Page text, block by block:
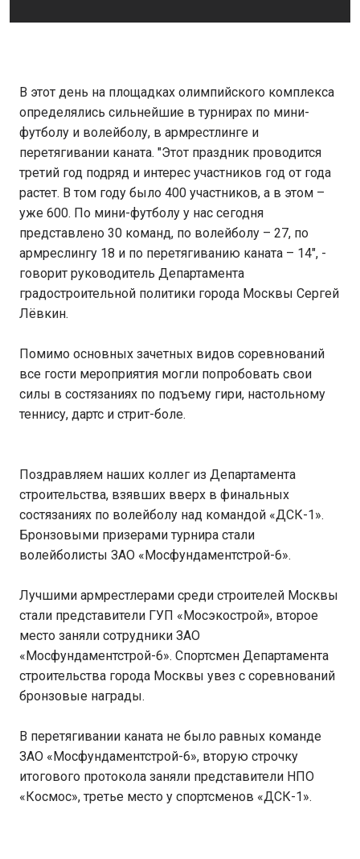
В этот день на площадках олимпийского комплекса
определялись сильнейшие в турнирах по мини-
футболу и волейболу, в армрестлинге и
перетягивании каната. "Этот праздник проводится
третий год подряд и интерес участников год от года
растет. В том году было 400 участников, а в этом –
уже 600. По мини-футболу у нас сегодня
представлено 30 команд, по волейболу – 27, по
армреслингу 18 и по перетягиванию каната – 14", -
говорит руководитель Департамента
градостроительной политики города Москвы Сергей
Лёвкин.
Помимо основных зачетных видов соревнований
все гости мероприятия могли попробовать свои
силы в состязаниях по подъему гири, настольному
теннису, дартс и стрит-боле.
Поздравляем наших коллег из Департамента
строительства, взявших вверх в финальных
состязаниях по волейболу над командой «ДСК-1».
Бронзовыми призерами турнира стали
волейболисты ЗАО «Мосфундаментстрой-6».
Лучшими армрестлерами среди строителей Москвы
стали представители ГУП «Мосэкострой», второе
место заняли сотрудники ЗАО
«Мосфундаментстрой-6». Спортсмен Департамента
строительства города Москвы увез с соревнований
бронзовые награды.
В перетягивании каната не было равных команде
ЗАО «Мосфундаментстрой-6», вторую строчку
итогового протокола заняли представители НПО
«Космос», третье место у спортсменов «ДСК-1».